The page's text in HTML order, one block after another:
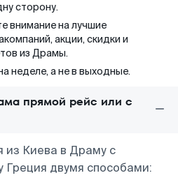
сторону.
внимание на лучшие
акции, скидки и
из Драмы.
неделе, а не в выходные.
прямой рейс или с
из Киева в Драму с
Греция двумя способами: